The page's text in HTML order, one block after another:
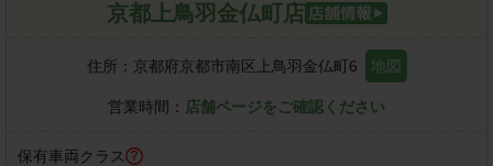
京都上鳥羽金仏町店
住所： 京都府京都市南区上鳥羽金仏町6 地図
営業時間： 店舗ページをご確認ください
保有車両クラス